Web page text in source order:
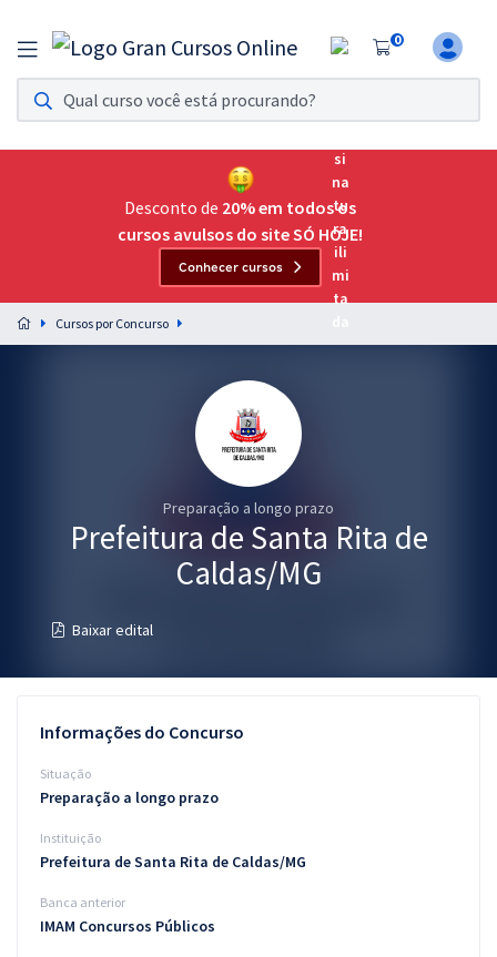
0
Assinatura Ilimitada 11
Acesso a todos os cursos. Teste grátis por 7 dias!
Assinatura OAB Até Passar
Acesso ilimitado a toda preparação para o Exame da
Preparação completa e intensiva para as principais
residências em saúde do Brasil
Questões grátis
Conteúdo gratuito
Aprovados
Atendimento
Desconto de 20% em todos os
cursos avulsos do site SÓ HOJE!
Conhecer cursos
Cursos por Concurso
Preparação a longo prazo
Prefeitura de Santa Rita de
Caldas/MG
Baixar edital
Informações do Concurso
Situação
Preparação a longo prazo
Instituição
Prefeitura de Santa Rita de Caldas/MG
Banca anterior
IMAM Concursos Públicos